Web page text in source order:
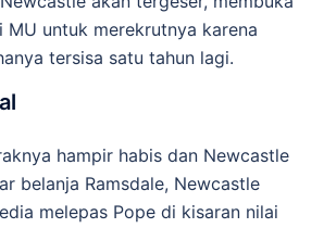
MU untuk merekrutnya karena
tersisa satu tahun lagi.
hampir habis dan Newcastle
belanja Ramsdale, Newcastle
melepas Pope di kisaran nilai